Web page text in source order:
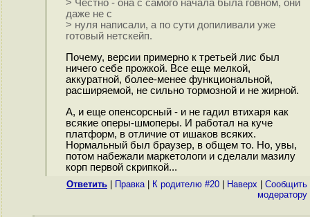
> Честно - она с самого начала была говном, они
даже не с
> нуля написали, а по сути допиливали уже
готовый нетскейп.
Почему, версии примерно к третьей лис был
ничего себе прожкой. Все еще мелкой,
аккуратной, более-менее функциональной,
расширяемой, не сильно тормозной и не жирной.
А, и еще опенсорсный - и не гадил втихаря как
всякие оперы-шмоперы. И работал на куче
платформ, в отличие от ишаков всяких.
Нормальный был браузер, в общем то. Но, увы,
потом набежали маркетологи и сделали мазилу
корп первой скрипкой...
Ответить Правка| К родителю #20 Наверх
Cообщить
модератору